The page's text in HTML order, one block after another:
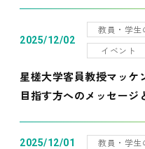
2025/12/02
教員・学生
イベント
星槎大学客員教授マッケ
目指す方へのメッセー
2025/12/01 教員・学生